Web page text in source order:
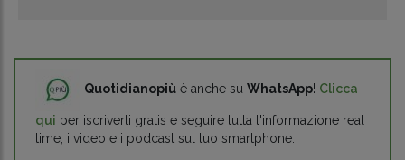
Quotidianopiù è anche su WhatsApp! Clicca
qui per iscriverti gratis e seguire tutta l'informazione real
time, i video e i podcast sul tuo smartphone.